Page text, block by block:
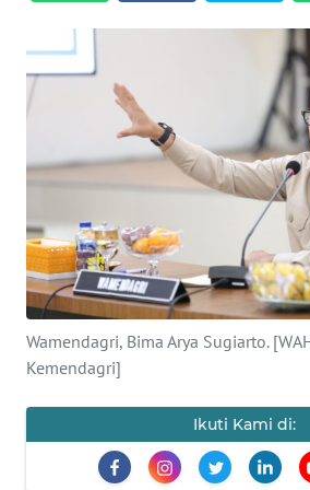
Wamendagri, Bima Arya Sugiarto.
Kemendagri]
Ikuti Kami di:
OPINI
NUSANTARA
SERBI
Informasi
INDEKS
BERITA